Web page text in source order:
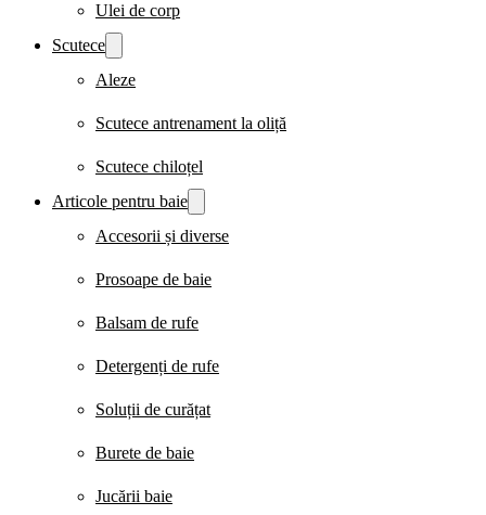
Ulei de corp
Scutece
Aleze
Scutece antrenament la oliță
Scutece chiloțel
Articole pentru baie
Accesorii și diverse
Prosoape de baie
Balsam de rufe
Detergenți de rufe
Soluții de curățat
Burete de baie
Jucării baie